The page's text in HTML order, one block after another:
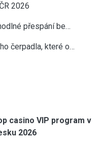
2026
přespání be…
čerpadla, které o…
casino VIP program v
2026